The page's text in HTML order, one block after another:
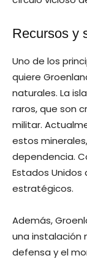
Recursos y
Uno de los
quiere
naturales. La
raros, que son
militar.
estos
dependencia.
Estados
estratégicos.
Además,
una instalación
defensa y el